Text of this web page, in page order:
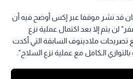
قد نشر موقفا عبر إكس أوضح فيه أن
لن يتم إلا بعد اكتمال عملية نزع
تصريحات ملادينوف السابقة التي أكدت
الـكامل مع عملية نزع السلاح".